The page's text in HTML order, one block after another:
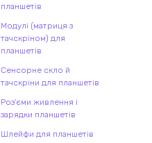
планшетів
Модулі (матриця з
тачскріном) для
планшетів
Сенсорне скло й
тачскріни для планшетів
Роз'єми живлення і
зарядки планшетів
Шлейфи для планшетів